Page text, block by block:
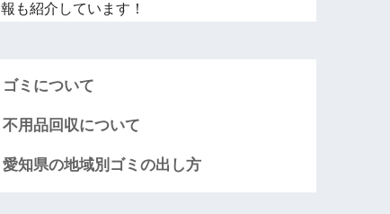
報も紹介しています！
ゴミについて
不用品回収について
愛知県の地域別ゴミの出し方